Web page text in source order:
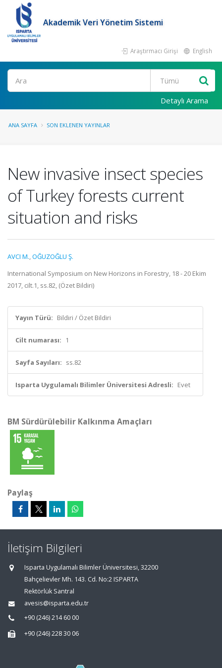
Akademik Veri Yönetim Sistemi
Araştırmacı Girişi English
Ara
Detaylı Arama
ANA SAYFA SON EKLENEN YAYINLAR
New invasive insect species
of Turkey forests current
situation and risks
AVCI M.,OĞUZOĞLU Ş.
International Symposium on New Horizons in Forestry, 18 - 20 Ekim
2017, cilt.1, ss.82, (Özet Bildiri)
Yayın Türü: Bildiri / Özet Bildiri
Cilt numarası: 1
Sayfa Sayıları: ss.82
Isparta Uygulamalı Bilimler Üniversitesi Adresli: Evet
BM Sürdürülebilir Kalkınma Amaçları
Paylaş
İletişim Bilgileri
Isparta Uygulamalı Bilimler Üniversitesi, 32200
Bahçelievler Mh. 143. Cd. No:2 ISPARTA
Rektörlük Santral
avesis@isparta.edu.tr
+90 (246) 214 60 00
+90 (246) 228 30 06